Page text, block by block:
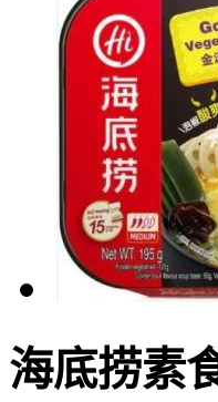
海底捞素